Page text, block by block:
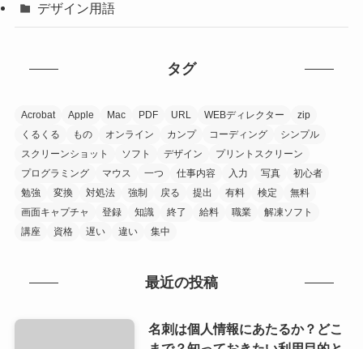
デザイン用語
タグ
Acrobat Apple Mac PDF URL WEBディレクター
zip
くるくる
もの オンライン カンプ コーディング
シンプル
スクリーンショット
ソフト デザイン
プリントスクリーン
プログラミング
マウス 一つ 仕事内容 入力 写真
初心者
勉強
変換 対処法 強制 戻る 提出 有料 検定
無料
画面キャプチャ
登録 知識 終了 給料 職業
解凍ソフト
講座
資格 遅い 違い 集中
最近の投稿
名刺は個人情報にあたるか？どこ